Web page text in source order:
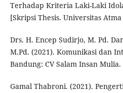
Terhadap Kriteria Laki-Laki
[Skripsi Thesis. Universitas
Drs. H. Encep Sudirjo, M. Pd.
M.Pd. (2021). Komunikasi dan
Bandung: CV Salam Insan Mulia.
Gamal Thabroni. (2021).